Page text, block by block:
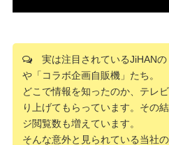
実は注目されているJiHANの
や「コラボ企画自販機」たち。
どこで情報を知ったのか、テレ
り上げてもらっています。その
ジ閲覧数も増えています。
そんな意外と見られている当社